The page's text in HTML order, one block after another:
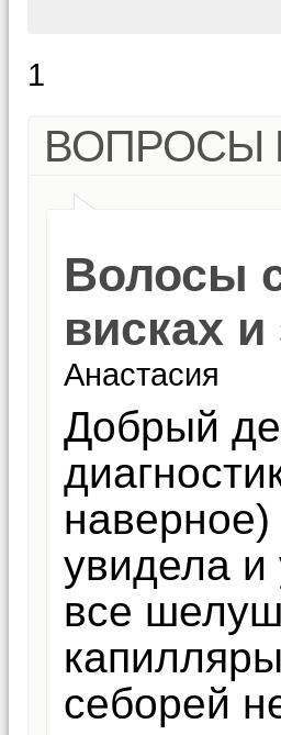
1
ВОПРОСЫ
Волосы
висках
Анастасия
Добрый
увидела
все
себорей